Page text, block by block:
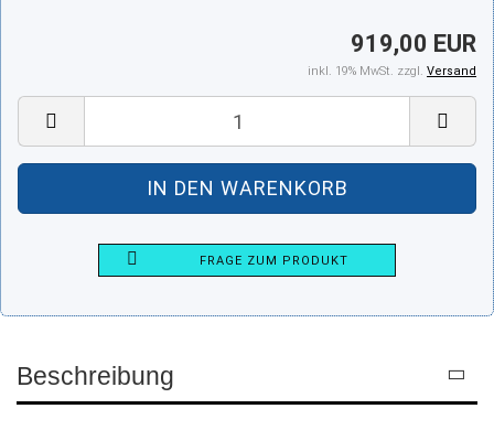
919,00 EUR
inkl. 19% MwSt. zzgl. Versand
FRAGE ZUM PRODUKT
Beschreibung